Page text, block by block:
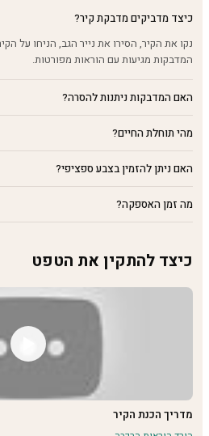
כיצד מדביקים מדבקת קיר?
נקו את הקיר, הסירו את נייר הגב, הניחו על
המדבקות מגיעות עם הוראות מפורטות.
האם המדבקות ניתנות להסרה?
מהי תוחלת החיים?
האם ניתן להזמין בצבע ספציפי?
מה זמן האספקה?
כיצד להתקין את הטפט
מדריך הכנת הקיר